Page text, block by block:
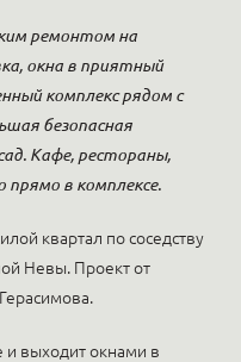
ремонтом на
окна в приятный
комплекс рядом с
безопасная
Кафе, рестораны,
в комплексе.
квартал по соседству
Невы. Проект от
и выходит окнами в